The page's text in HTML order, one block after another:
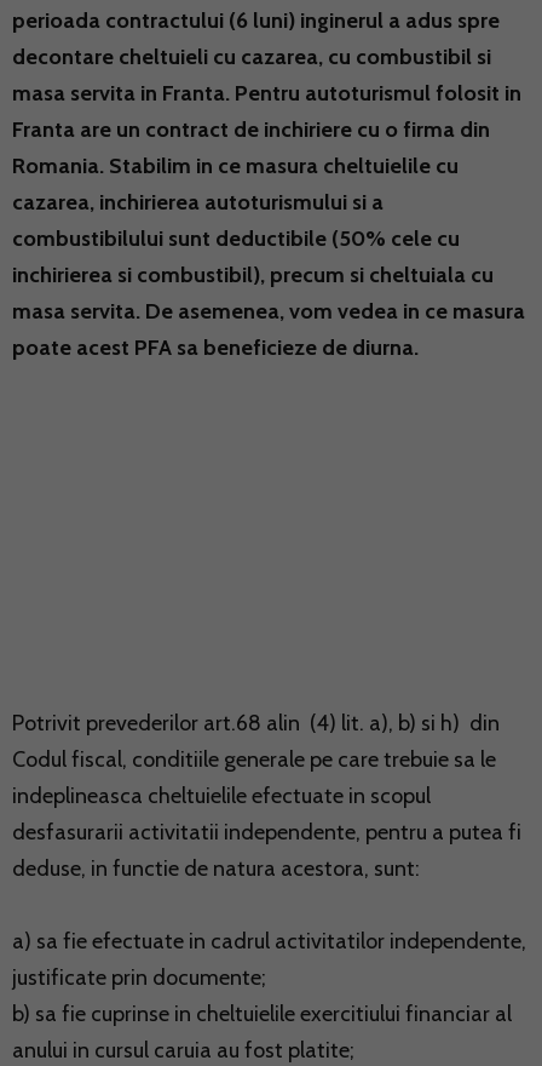
perioada contractului (6 luni) inginerul a adus spre
decontare cheltuieli cu cazarea, cu combustibil si
masa servita in Franta. Pentru autoturismul folosit in
Franta are un contract de inchiriere cu o firma din
Romania. Stabilim in ce masura cheltuielile cu
cazarea, inchirierea autoturismului si a
combustibilului sunt deductibile (50% cele cu
inchirierea si combustibil), precum si cheltuiala cu
masa servita. De asemenea, vom vedea in ce masura
poate acest PFA sa beneficieze de diurna.
Potrivit prevederilor art.68 alin (4) lit. a), b) si h) din
Codul fiscal, conditiile generale pe care trebuie sa le
indeplineasca cheltuielile efectuate in scopul
desfasurarii activitatii independente, pentru a putea fi
deduse, in functie de natura acestora, sunt:
a) sa fie efectuate in cadrul activitatilor independente,
justificate prin documente;
b) sa fie cuprinse in cheltuielile exercitiului financiar al
anului in cursul caruia au fost platite;